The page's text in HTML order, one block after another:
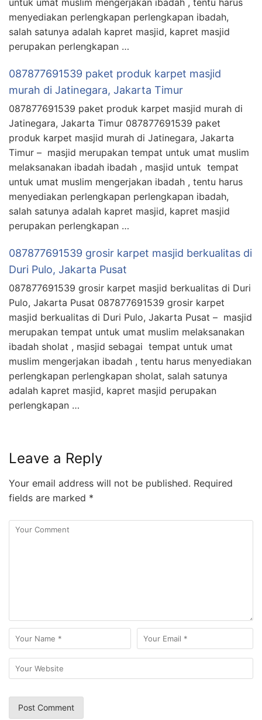
menyediakan perlengkapan perlengkapan ibadah,
salah satunya adalah kapret masjid, kapret masjid
perupakan perlengkapan …
087877691539 paket produk karpet masjid
murah di Jatinegara, Jakarta Timur
087877691539 paket produk karpet masjid murah di
Jatinegara, Jakarta Timur 087877691539 paket
produk karpet masjid murah di Jatinegara, Jakarta
Timur – masjid merupakan tempat untuk umat muslim
melaksanakan ibadah ibadah , masjid untuk tempat
untuk umat muslim mengerjakan ibadah , tentu harus
menyediakan perlengkapan perlengkapan ibadah,
salah satunya adalah kapret masjid, kapret masjid
perupakan perlengkapan …
087877691539 grosir karpet masjid berkualitas di
Duri Pulo, Jakarta Pusat
087877691539 grosir karpet masjid berkualitas di Duri
Pulo, Jakarta Pusat 087877691539 grosir karpet
masjid berkualitas di Duri Pulo, Jakarta Pusat – masjid
merupakan tempat untuk umat muslim melaksanakan
ibadah sholat , masjid sebagai tempat untuk umat
muslim mengerjakan ibadah , tentu harus menyediakan
perlengkapan perlengkapan sholat, salah satunya
adalah kapret masjid, kapret masjid perupakan
perlengkapan …
Leave a Reply
Your email address will not be published. Required
fields are marked *